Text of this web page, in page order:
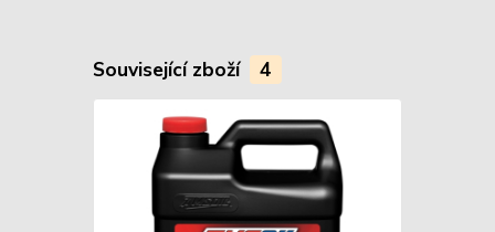
Související zboží 4